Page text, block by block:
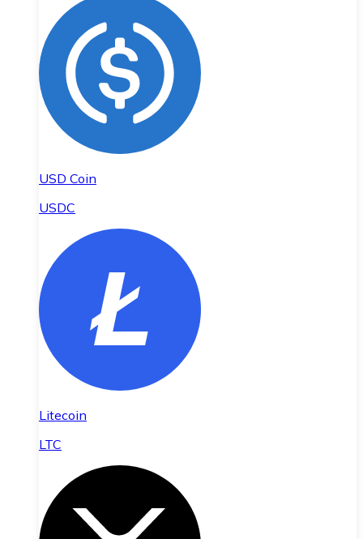
USD Coin
USDC
Litecoin
LTC